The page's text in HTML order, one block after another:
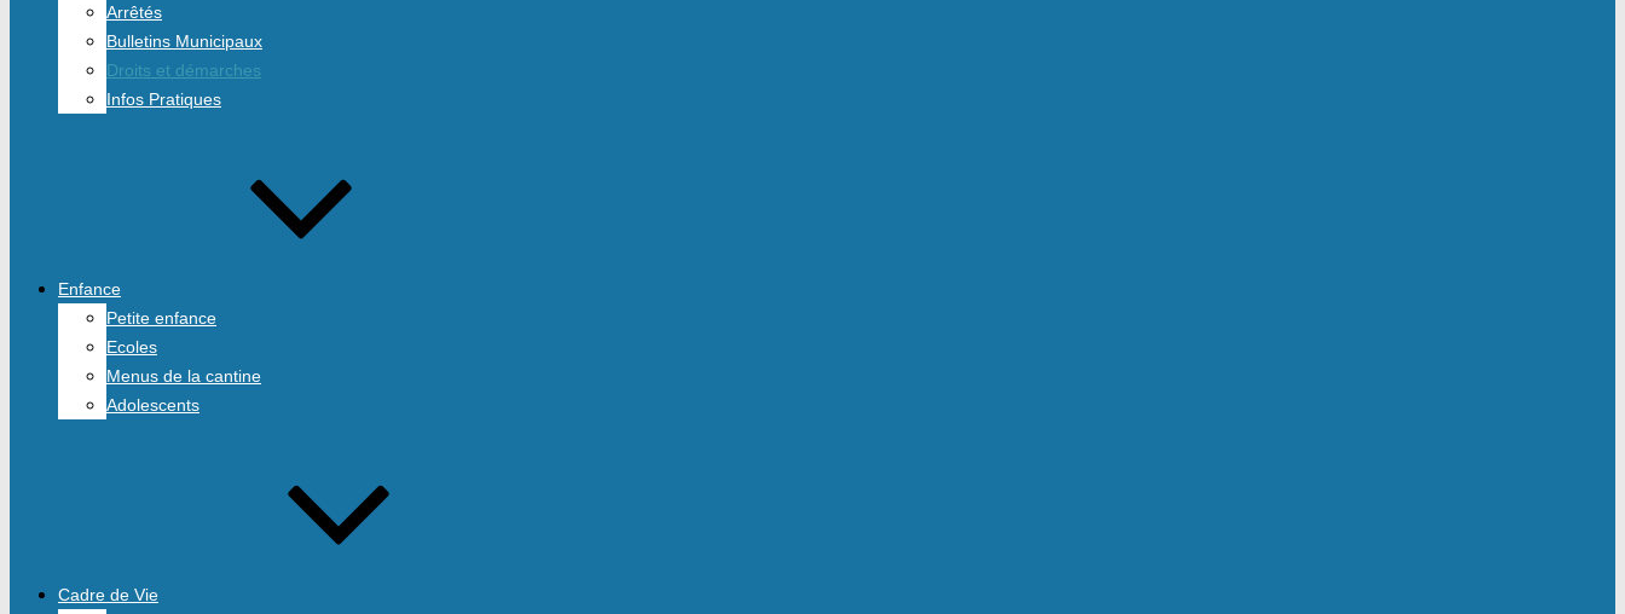
Arrêtés
Bulletins Municipaux
Droits et démarches
Infos Pratiques
Enfance
Petite enfance
Ecoles
Menus de la cantine
Adolescents
Cadre de Vie